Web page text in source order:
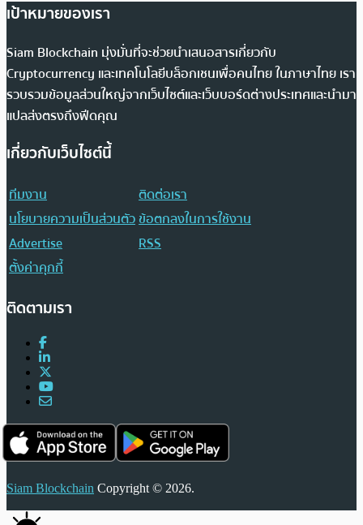
เป้าหมายของเรา
Siam Blockchain มุ่งมั่นที่จะช่วยนำเสนอสารเกี่ยวกับ
Cryptocurrency และเทคโนโลยีบล็อกเชนเพื่อคนไทย ในภาษาไทย เรา
รวบรวมข้อมูลส่วนใหญ่จากเว็บไซต์และเว็บบอร์ดต่างประเทศและนำมา
แปลส่งตรงถึงฟีดคุณ
เกี่ยวกับเว็บไซต์นี้
ทีมงาน
ติดต่อเรา
นโยบายความเป็นส่วนตัวข้อตกลงในการใช้งาน
Advertise
RSS
ตั้งค่าคุกกี้
ติดตามเรา
Siam Blockchain Copyright © 2026.